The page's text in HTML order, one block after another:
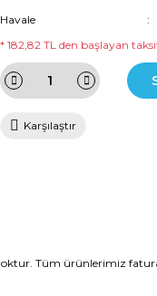
Havale
* 182,82 TL den başlayan
Karşılaştır
yoktur. Tüm ürünlerimiz